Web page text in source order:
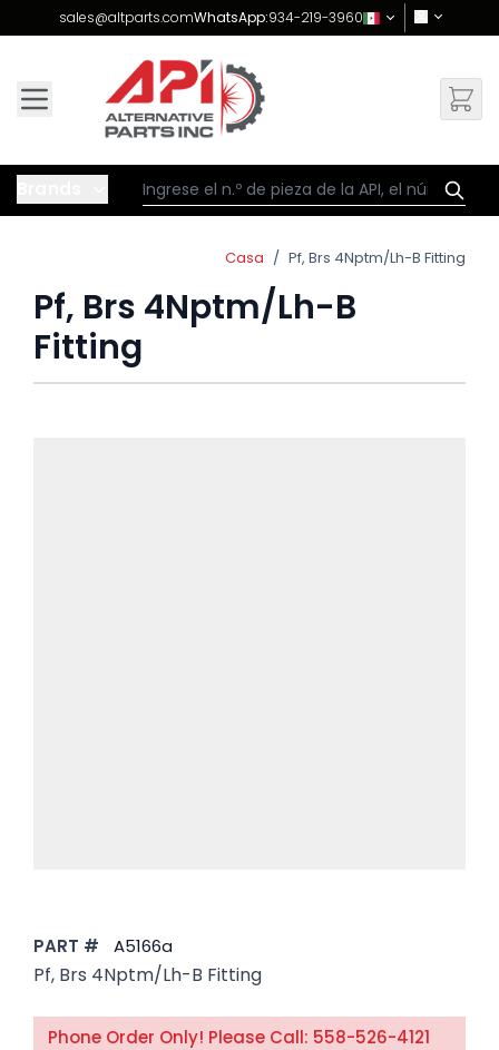
Skip to Content
sales@altparts.comWhatsApp:934-219-3960
Casa / Pf, Brs 4Nptm/Lh-B Fitting
Pf, Brs 4Nptm/Lh-B
Fitting
PART # A5166a
Pf, Brs 4Nptm/Lh-B Fitting
Phone Order Only! Please Call: 558-526-4121